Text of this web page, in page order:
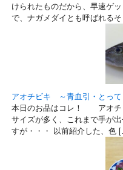
けられたものだから、早速ゲ
で、ナガメダイとも呼ばれる
アオチビキ ～青血引・とって
本日のお品はコレ！ アオチ
サイズが多く、これまで手が
すが・・・ 以前紹介した、色